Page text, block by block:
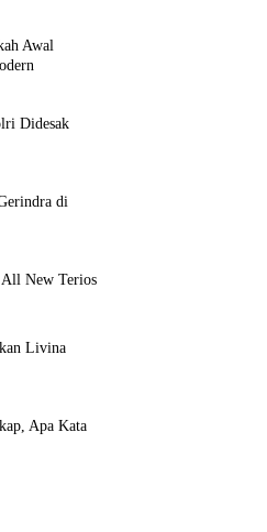
Awal
Didesak
di
All New Terios
Livina
Apa Kata